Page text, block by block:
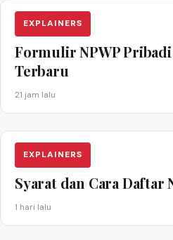
EXPLAINERS
Formulir NPWP Pribadi
Terbaru
21 jam lalu
EXPLAINERS
Syarat dan Cara Daftar
1 hari lalu